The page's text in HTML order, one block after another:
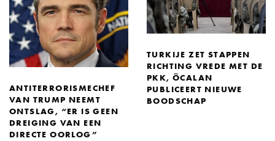
ANTITERRORISMECHEF
VAN TRUMP NEEMT
ONTSLAG, “ER IS GEEN
DREIGING VAN EEN
DIRECTE OORLOG”
TURKIJE ZET STAPPEN
RICHTING VREDE MET DE
PKK, ÖCALAN
PUBLICEERT NIEUWE
BOODSCHAP